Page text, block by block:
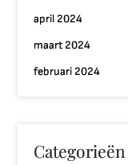
april 2024
maart 2024
februari 2024
Categorieën